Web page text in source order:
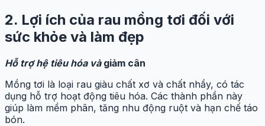
2. Lợi ích của rau mồng tơi đối với
sức khỏe và làm đẹp
Hỗ trợ hệ tiêu hóa và giảm cân
Mồng tơi là loại rau giàu chất xơ và chất nhầy, có tác
dụng hỗ trợ hoạt động tiêu hóa. Các thành phần này
giúp làm mềm phân, tăng nhu động ruột và hạn chế táo
bón.